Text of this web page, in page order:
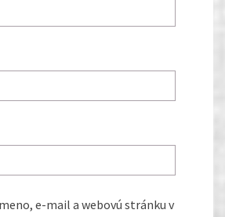
e-mail a webovú stránku v